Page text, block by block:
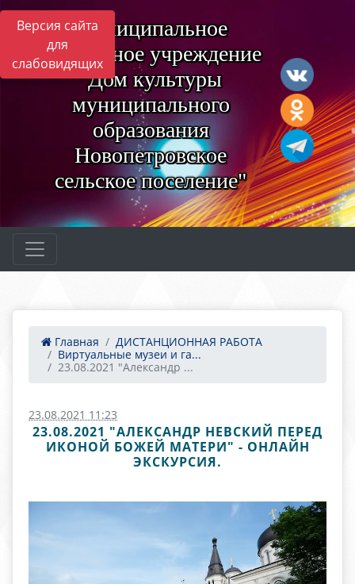
Версия сайта
для
слабовидящих
Муниципальное
бюджетное учреждение
"Дом культуры
муниципального
образования
Новопетровское
сельское поселение"
Главная
ДИСТАНЦИОННАЯ РАБОТА
Виртуальные музеи и га...
23.08.2021 "Александр ...
23.08.2021 11:23
23.08.2021 "АЛЕКСАНДР НЕВСКИЙ ПЕРЕД
ИКОНОЙ БОЖЕЙ МАТЕРИ" - ОНЛАЙН
ЭКСКУРСИЯ.